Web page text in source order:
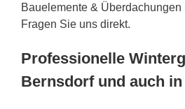
Bauelemente & Überdachungen
Fragen Sie uns direkt.
Professionelle
Bernsdorf und auch